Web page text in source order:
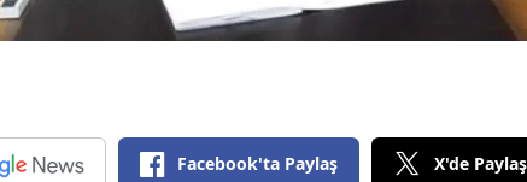
Diyarbakır
Erzincan
Facebook'ta Paylaş X'de Paylaş